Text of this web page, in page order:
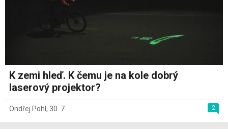
K zemi hleď. K čemu je na kole dobrý
laserový projektor?
2
Ondřej Pohl , 30. 7.